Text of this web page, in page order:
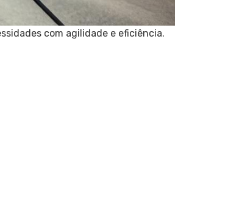
com agilidade e eficiência.